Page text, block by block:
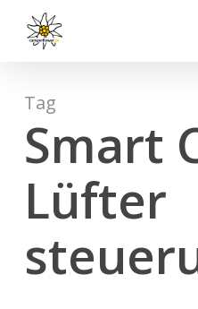
Tag
Smart
Lüfter